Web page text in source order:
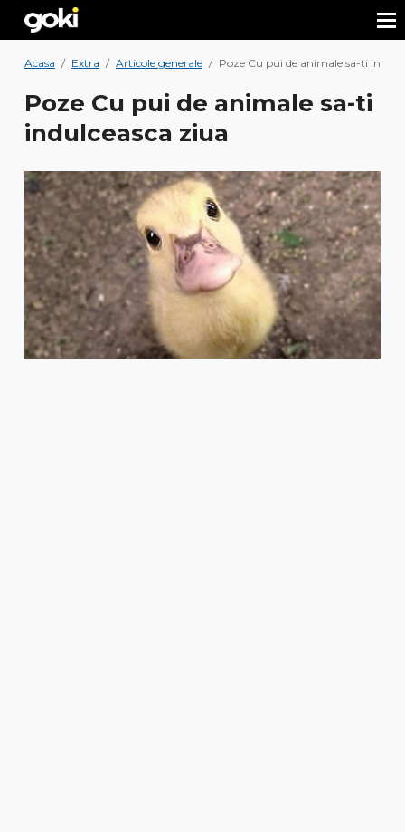
Acasa / Extra / Articole generale / Poze Cu pui de animale sa-ti
Poze Cu pui de animale sa-ti
indulceasca ziua